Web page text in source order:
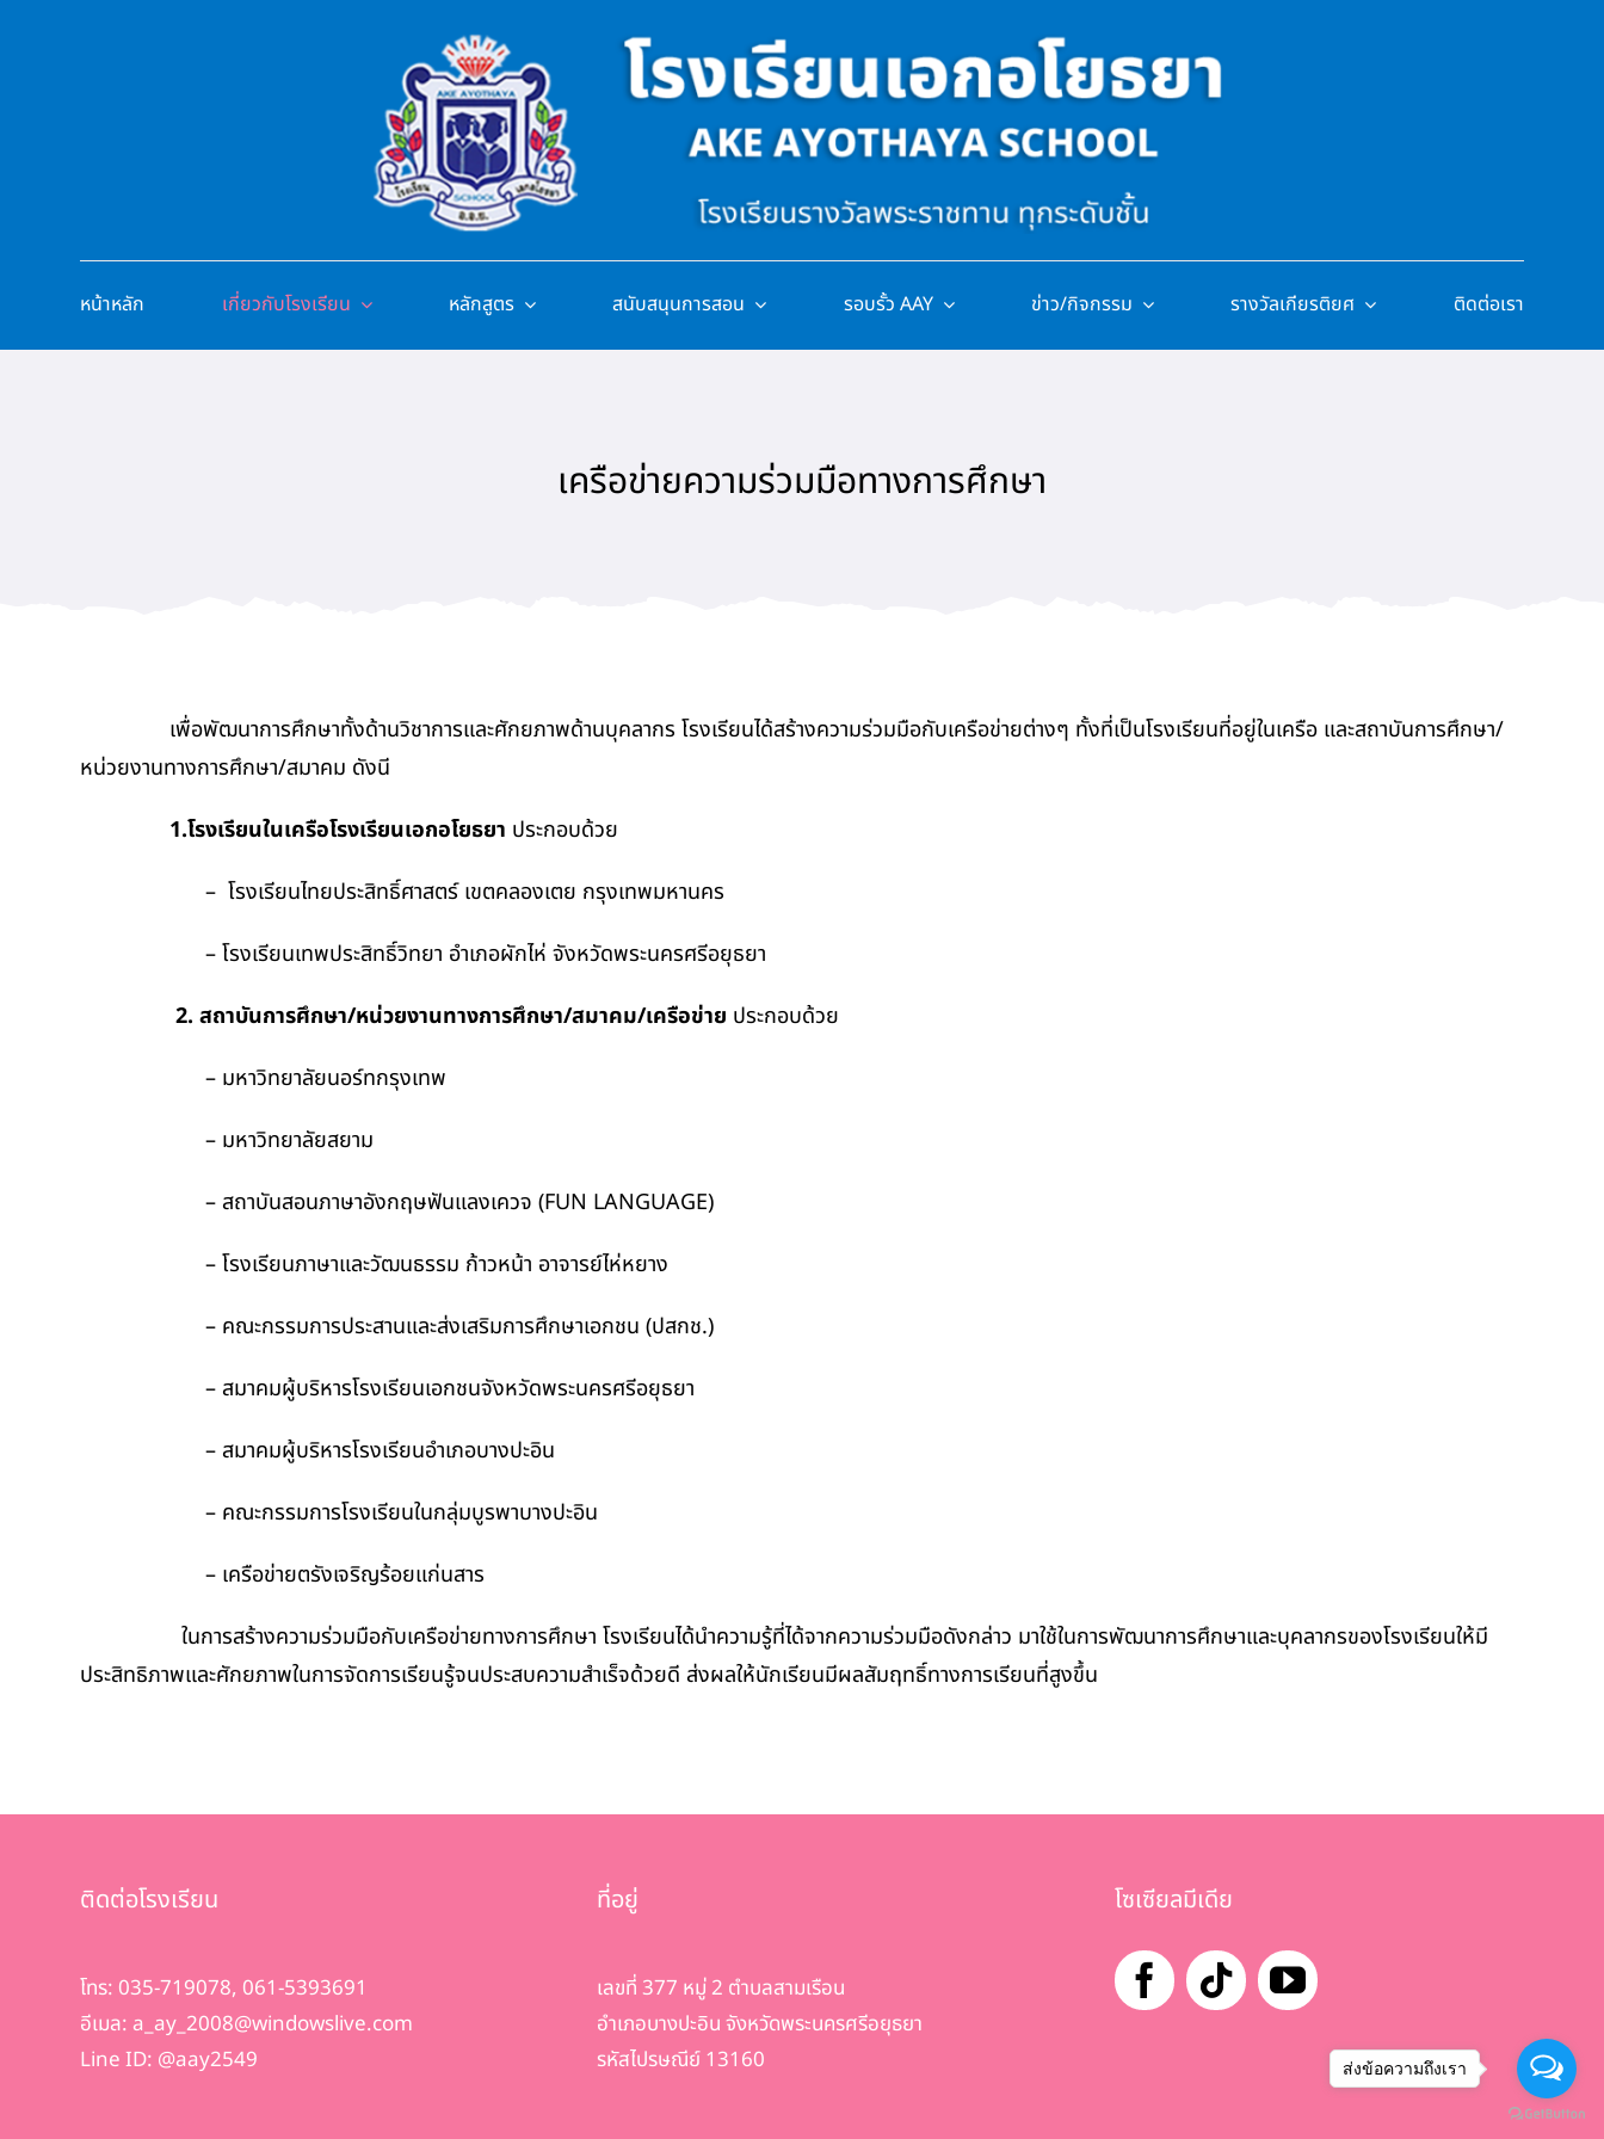
หน้าหลัก เกี่ยวกับโรงเรียน หลักสูตร สนับสนุนการสอน รอบรั้ว AAY ข่าว/กิจกรรม รางวัลเกียรติยศ ติดต่อเรา
เครือข่ายความร่วมมือทางการศึกษา
เพื่อพัฒนาการศึกษาทั้งด้านวิชาการและศักยภาพด้านบุคลากร โรงเรียนได้สร้างความร่วมมือกับเครือข่ายต่างๆ ทั้งที่เป็นโรงเรียนที่อยู่ในเครือ และสถาบันการศึกษา/
หน่วยงานทางการศึกษา/สมาคม ดังนี
1.โรงเรียนในเครือโรงเรียนเอกอโยธยา ประกอบด้วย
– โรงเรียนไทยประสิทธิ์ศาสตร์ เขตคลองเตย กรุงเทพมหานคร
– โรงเรียนเทพประสิทธิ์วิทยา อำเภอผักไห่ จังหวัดพระนครศรีอยุธยา
2. สถาบันการศึกษา/หน่วยงานทางการศึกษา/สมาคม/เครือข่าย ประกอบด้วย
– มหาวิทยาลัยนอร์ทกรุงเทพ
– มหาวิทยาลัยสยาม
– สถาบันสอนภาษาอังกฤษฟันแลงเควจ (FUN LANGUAGE)
– โรงเรียนภาษาและวัฒนธรรม ก้าวหน้า อาจารย์ไห่หยาง
– คณะกรรมการประสานและส่งเสริมการศึกษาเอกชน (ปสกช.)
– สมาคมผู้บริหารโรงเรียนเอกชนจังหวัดพระนครศรีอยุธยา
– สมาคมผู้บริหารโรงเรียนอำเภอบางปะอิน
– คณะกรรมการโรงเรียนในกลุ่มบูรพาบางปะอิน
– เครือข่ายตรังเจริญร้อยแก่นสาร
ในการสร้างความร่วมมือกับเครือข่ายทางการศึกษา โรงเรียนได้นำความรู้ที่ได้จากความร่วมมือดังกล่าว มาใช้ในการพัฒนาการศึกษาและบุคลากรของโรงเรียนให้มี
ประสิทธิภาพและศักยภาพในการจัดการเรียนรู้จนประสบความสำเร็จด้วยดี ส่งผลให้นักเรียนมีผลสัมฤทธิ์ทางการเรียนที่สูงขึ้น
ติดต่อโรงเรียน
โทร: 035-719078, 061-5393691
อีเมล: a_ay_2008@windowslive.com
Line ID: @aay2549
ที่อยู่
เลขที่ 377 หมู่ 2 ตำบลสามเรือน
อำเภอบางปะอิน จังหวัดพระนครศรีอยุธยา
รหัสไปรษณีย์ 13160
โซเซียลมีเดีย
ส่งข้อความถึงเรา